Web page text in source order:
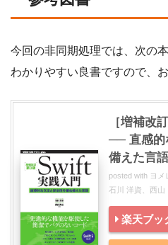
今回の非同期処理では、次の
わかりやすい良書ですので、
［増補改
── 直感的
備えた言語
posted with ヨメ
石川 洋資、西山
楽天ブッ